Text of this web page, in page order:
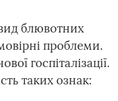
блювотних
проблеми.
госпіталізації.
таких ознак: